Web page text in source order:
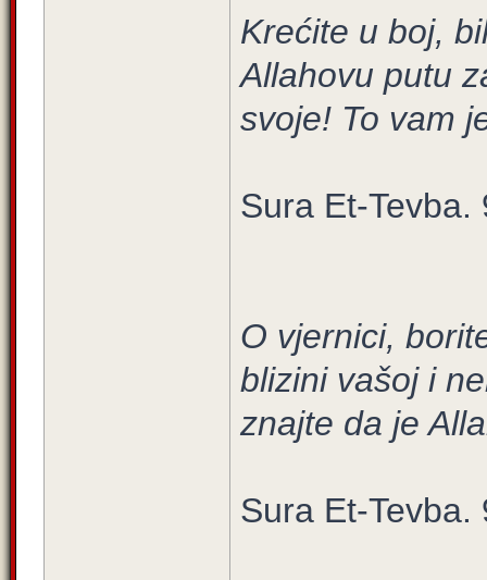
Krećite u boj,
Allahovu putu
svoje! To vam
Sura Et-Tevba.
O vjernici,
blizini vašoj i
znajte da je
Sura Et-Tevba.